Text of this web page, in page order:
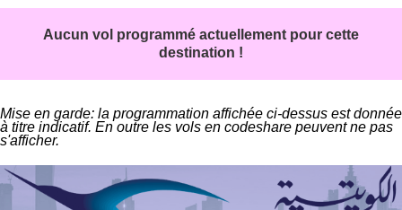
Aucun vol programmé actuellement pour cette
destination !
Mise en garde: la programmation affichée ci-dessus est donnée
à titre indicatif. En outre les vols en codeshare peuvent ne pas
s'afficher.